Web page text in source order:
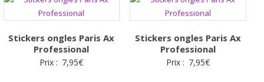
Stickers ongles Paris Ax
Professional
Prix : 7,95€
Stickers ongles Paris Ax
Professional
Prix : 7,95€